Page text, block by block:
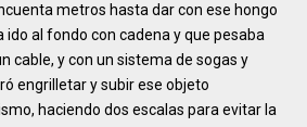
metros hasta dar con ese hongo
ido al fondo con cadena y que pesaba
cable, y con un sistema de sogas y
engrilletar y subir ese objeto
haciendo dos escalas para evitar la